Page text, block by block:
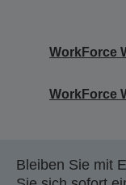
WorkForce
WorkForce
Bleiben Sie mit